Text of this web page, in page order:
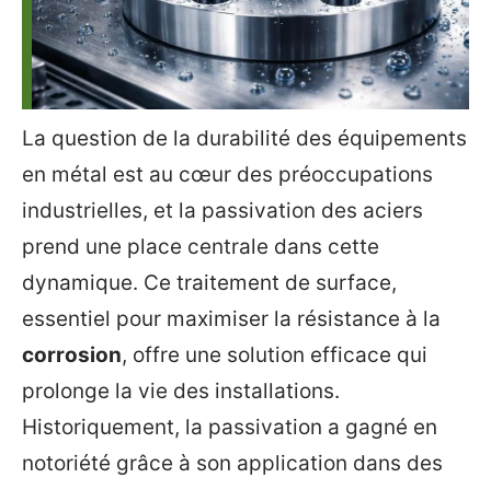
La question de la durabilité des équipements
en métal est au cœur des préoccupations
industrielles, et la passivation des aciers
prend une place centrale dans cette
dynamique. Ce traitement de surface,
essentiel pour maximiser la résistance à la
corrosion, offre une solution efficace qui
prolonge la vie des installations.
Historiquement, la passivation a gagné en
notoriété grâce à son application dans des